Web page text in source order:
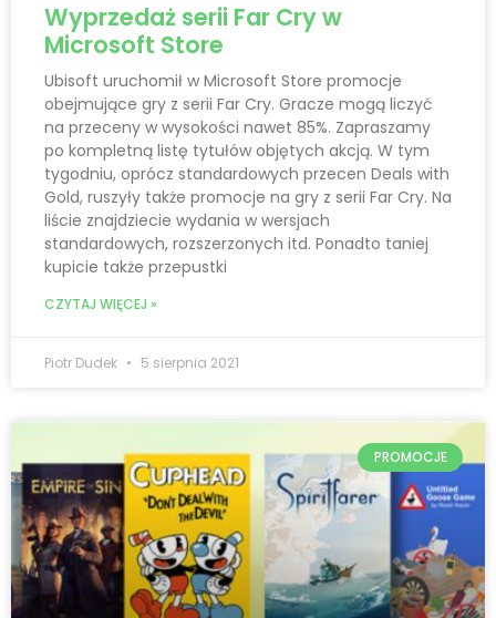
Wyprzedaż serii Far Cry w
Microsoft Store
Ubisoft uruchomił w Microsoft Store promocje
obejmujące gry z serii Far Cry. Gracze mogą liczyć
na przeceny w wysokości nawet 85%. Zapraszamy
po kompletną listę tytułów objętych akcją. W tym
tygodniu, oprócz standardowych przecen Deals with
Gold, ruszyły także promocje na gry z serii Far Cry. Na
liście znajdziecie wydania w wersjach
standardowych, rozszerzonych itd. Ponadto taniej
kupicie także przepustki
CZYTAJ WIĘCEJ »
Piotr Dudek 5 sierpnia 2021
PROMOCJE